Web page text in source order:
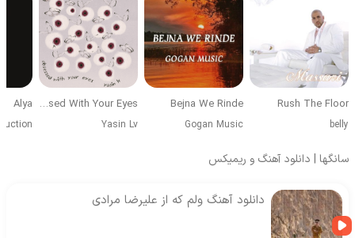
Rush The Floor
belly
Bejna We Rinde
Gogan Music
Obsessed With Your Eyes
Yasin Lv
Alya
سانگها | دانلود آهنگ و ریمیکس
دانلود آهنگ ولم که از علیرضا مرادی